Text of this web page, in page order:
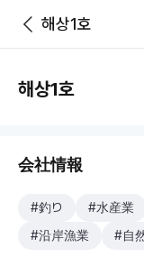
해상1호
해상1호
会社情報
#釣り #水産業
#沿岸漁業
#自